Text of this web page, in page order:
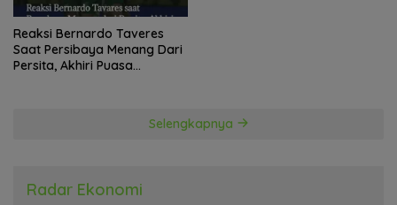
Reaksi Bernardo Taveres
Saat Persibaya Menang Dari
Persita, Akhiri Puasa
Selengkapnya
Radar Ekonomi